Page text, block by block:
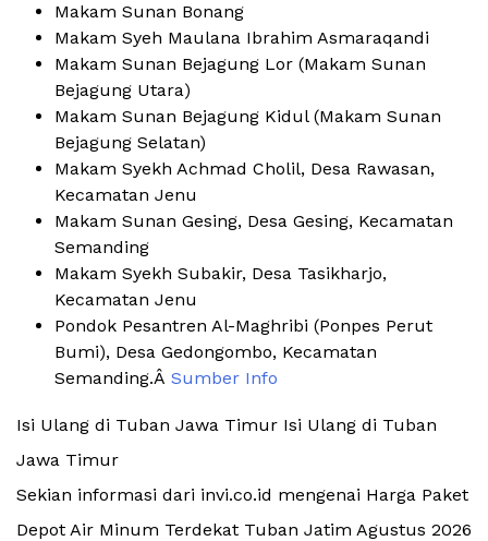
Makam Sunan Bonang
Makam Syeh Maulana Ibrahim Asmaraqandi
Makam Sunan Bejagung Lor (Makam Sunan
Bejagung Utara)
Makam Sunan Bejagung Kidul (Makam Sunan
Bejagung Selatan)
Makam Syekh Achmad Cholil, Desa Rawasan,
Kecamatan Jenu
Makam Sunan Gesing, Desa Gesing, Kecamatan
Semanding
Makam Syekh Subakir, Desa Tasikharjo,
Kecamatan Jenu
Pondok Pesantren Al-Maghribi (Ponpes Perut
Bumi), Desa Gedongombo, Kecamatan
Semanding.Â Sumber Info
Isi Ulang di Tuban Jawa Timur Isi Ulang di Tuban
Jawa Timur
Sekian informasi dari invi.co.id mengenai Harga Paket
Depot Air Minum Terdekat Tuban Jatim Agustus 2026